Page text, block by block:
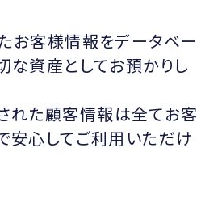
お客様情報をデータベー
な資産としてお預かりし
れた顧客情報は全てお客
安心してご利用いただけ